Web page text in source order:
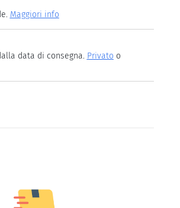
Maggiori info
data di consegna. Privato o